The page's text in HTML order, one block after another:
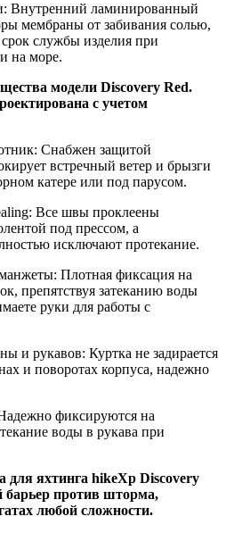
Внутренний ламинированный
мембраны от забивания солью,
службы изделия при
на море.
модели Discovery Red.
с учетом
Снабжен защитой
встречный ветер и брызги
катере или под парусом.
Все швы проклеены
под прессом, а
исключают протекание.
Плотная фиксация на
препятствуя затеканию воды
руки для работы с
и рукавов: Куртка не задирается
и поворотах корпуса, надежно
фиксируются на
воды в рукава при
для яхтинга hikeXp Discovery
против шторма,
любой сложности.